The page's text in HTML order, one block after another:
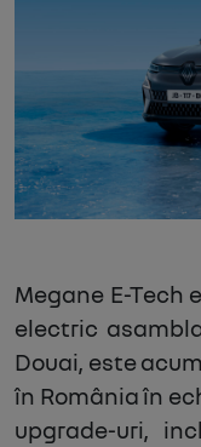
Megane E-
electric
Douai, este
în România în
upgrade-uri,